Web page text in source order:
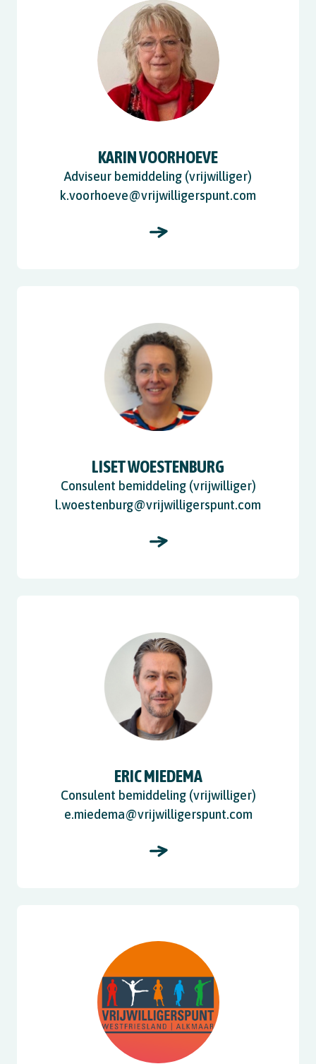
KARIN VOORHOEVE
Adviseur bemiddeling (vrijwilliger)
k.voorhoeve@vrijwilligerspunt.com
LISET WOESTENBURG
Consulent bemiddeling (vrijwilliger)
l.woestenburg@vrijwilligerspunt.com
ERIC MIEDEMA
Consulent bemiddeling (vrijwilliger)
e.miedema@vrijwilligerspunt.com